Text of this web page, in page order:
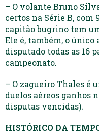
– O volante Bruno
certos na Série B, com
capitão bugrino tem
Ele é, também, o
disputado todas as 16
campeonato.
– O zagueiro Thales é
duelos aéreos ganhos
disputas vencidas).
HISTÓRICO DA